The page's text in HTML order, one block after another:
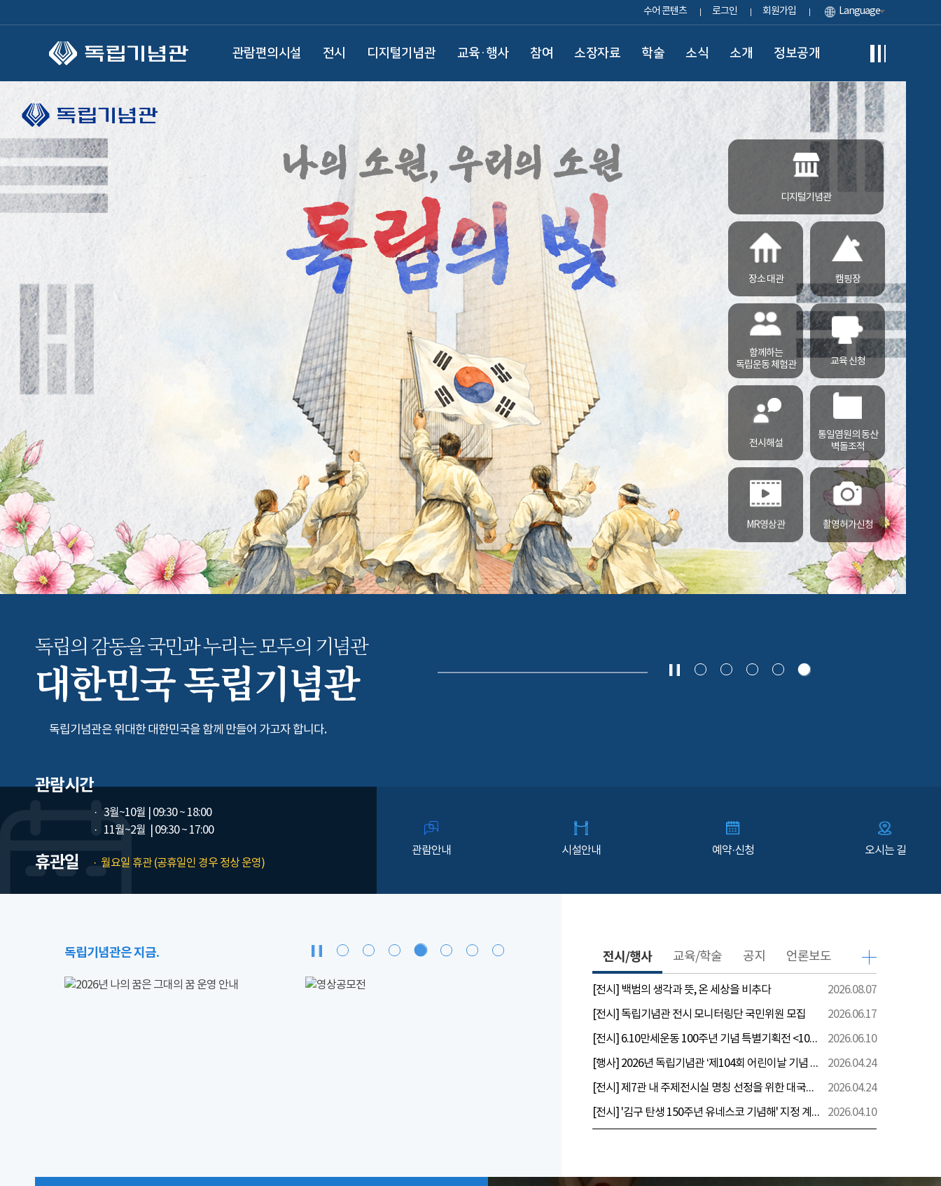
수어 콘텐츠 로그인 회원가입 Language
관람편의시설 전시 디지털기념관 교육·행사 참여 소장자료 학술 소식 소개 정보공개
디지털기념관
장소 대관 캠핑장
함께하는
독립운동 체험관
교육 신청
전시해설
통일염원의 동산
벽돌조적
MR영상관 촬영허가신청
독립의 감동을 국민과 누리는모두의 기념관
대한민국 독립기념관
독립기념관은 위대한 대한민국을 함께 만들어 가고자 합니다.
관람시간
3월~10월
| 09:30 ~ 18:00
11월~2월
| 09:30 ~ 17:00
휴관일 월요일 휴관 (공휴일인 경우 정상 운영)
관람안내 시설안내 예약·신청 오시는 길
독립기념관은 지금. 전시/행사
[전시] 백범의 생각과 뜻, 온 세상을 비추다
2026.08.07
[전시] 독립기념관 전시 모니터링단 국민위원 모집
2026.06.17
[전시] 6.10만세운동 100주년 기념 특별기획전 <100년 전 그날을 보다: 6.10만세운동>
2026.06.10
[행사] 2026년 독립기념관 ‘제104회 어린이날 기념 행사’ 안내
2026.04.24
[전시] 제7관 내 주제전시실 명칭 선정을 위한 대국민 의견 수렴 실시
2026.04.24
[전시] '김구 탄생 150주년 유네스코 기념해' 지정 계기 AI영상 국민공모 개최 안내
2026.04.10
교육/학술 공지 언론보도